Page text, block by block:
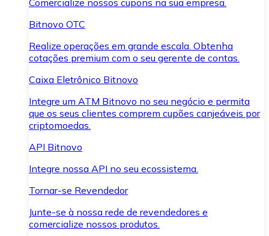
Comercialize nossos cupons na sua empresa.
Bitnovo OTC
Realize operações em grande escala. Obtenha
cotações premium com o seu gerente de contas.
Caixa Eletrônico Bitnovo
Integre um ATM Bitnovo no seu negócio e permita
que os seus clientes comprem cupões canjeáveis por
criptomoedas.
API Bitnovo
Integre nossa API no seu ecossistema.
Tornar-se Revendedor
Junte-se à nossa rede de revendedores e
comercialize nossos produtos.